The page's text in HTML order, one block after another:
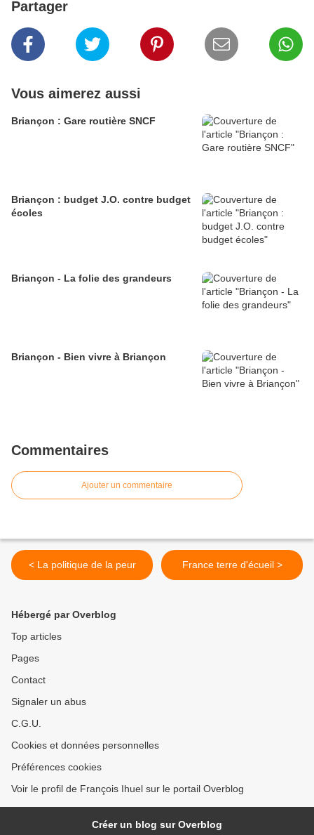
Partager
Vous aimerez aussi
Briançon : Gare routière SNCF
Briançon : budget J.O. contre budget
écoles
Briançon - La folie des grandeurs
Briançon - Bien vivre à Briançon
Commentaires
Ajouter un commentaire
< La politique de la peur France terre d'écueil >
Hébergé par Overblog
Top articles
Pages
Contact
Signaler un abus
C.G.U.
Cookies et données personnelles
Préférences cookies
Voir le profil de François Ihuel sur le portail Overblog
Créer un blog sur Overblog